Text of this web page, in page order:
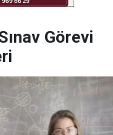
Görevi